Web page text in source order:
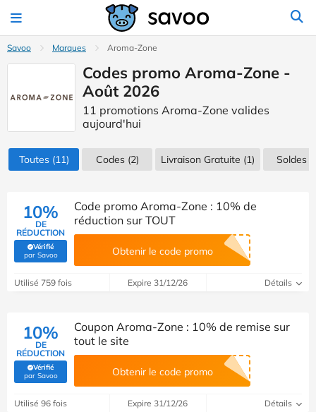
Savoo Marques Aroma-Zone
Codes promo Aroma-Zone -
Août 2026
11 promotions Aroma-Zone valides
aujourd'hui
Toutes(11) Codes(2) Livraison Gratuite (1) Soldes
10%
DE
RÉDUCTION
Vérifié
par Savoo(Vérifié par Savoo)
Code promo Aroma-Zone : 10% de
réduction sur TOUT
Obtenir le code promo
Utilisé 759 fois Expire 31/12/26 Détails
10%
DE
RÉDUCTION
Vérifié
par Savoo(Vérifié par Savoo)
Coupon Aroma-Zone : 10% de remise sur
tout le site
Obtenir le code promo
Utilisé 96 fois Expire 31/12/26 Détails